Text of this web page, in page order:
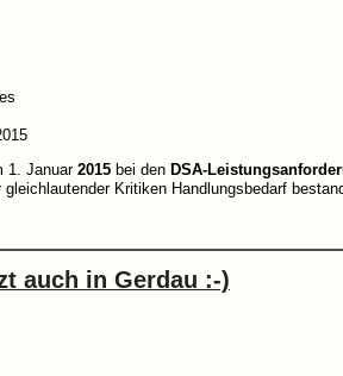
1. Januar2015 bei den DSA-
Kritiken Handlungsbedarf
auch in Gerdau :-)